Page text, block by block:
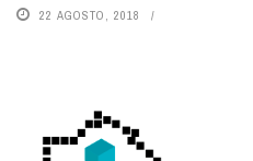
22 AGOSTO, 2018